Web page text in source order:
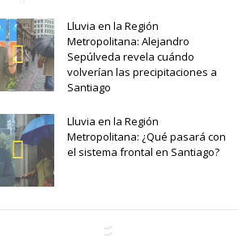
Lluvia en la Región
Metropolitana: Alejandro
Sepúlveda revela cuándo
volverían las precipitaciones a
Santiago
Lluvia en la Región
Metropolitana: ¿Qué pasará con
el sistema frontal en Santiago?